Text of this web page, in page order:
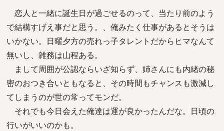
恋人と一緒に誕生日が過ごせるのって、当たり前のよう
で結構すげえ事だと思う。、俺みたく仕事があるとそうは
いかない。日曜夕方の売れっ子タレントだからヒマなんて
無いし、雑務は山程ある。
まして周囲が公認ならいざ知らず、姉さんにも内緒の秘
密のおつき合いともなると、その時間もチャンスも激減し
てしまうのが世の常ってモンだ。
それでも今日会えた俺達は運が良かったんだな。日頃の
行いがいいのかも。